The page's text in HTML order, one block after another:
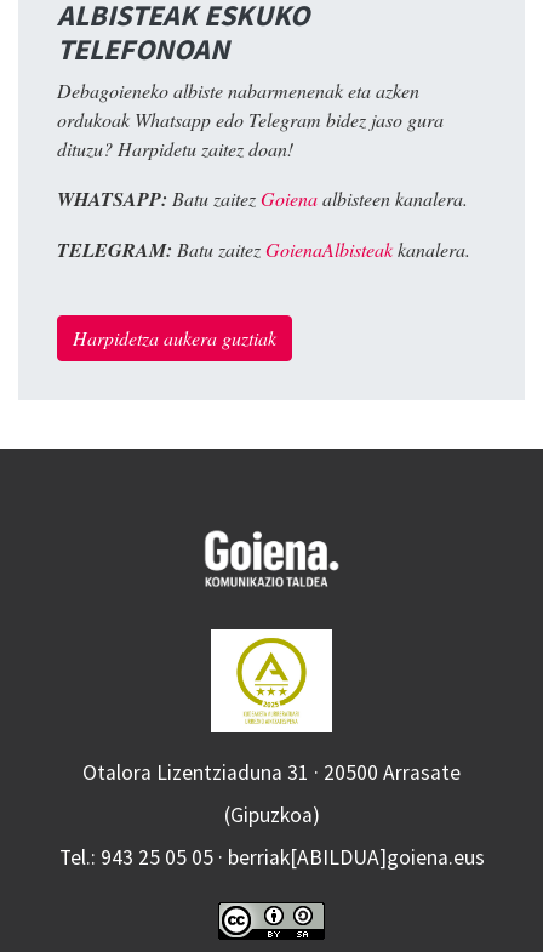
ALBISTEAK ESKUKO
TELEFONOAN
Debagoieneko albiste nabarmenenak eta azken
ordukoak Whatsapp edo Telegram bidez jaso gura
dituzu? Harpidetu zaitez doan!
WHATSAPP: Batu zaitezGoienaalbisteen kanalera.
TELEGRAM: Batu zaitezGoienaAlbisteakkanalera.
Harpidetza aukera guztiak
Otalora Lizentziaduna 31 · 20500 Arrasate
(Gipuzkoa)
Tel.: 943 25 05 05 · berriak[ABILDUA]goiena.eus